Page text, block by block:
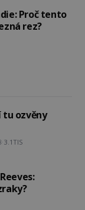
Proč tento
rez?
tu ozvěny
3.1TIS